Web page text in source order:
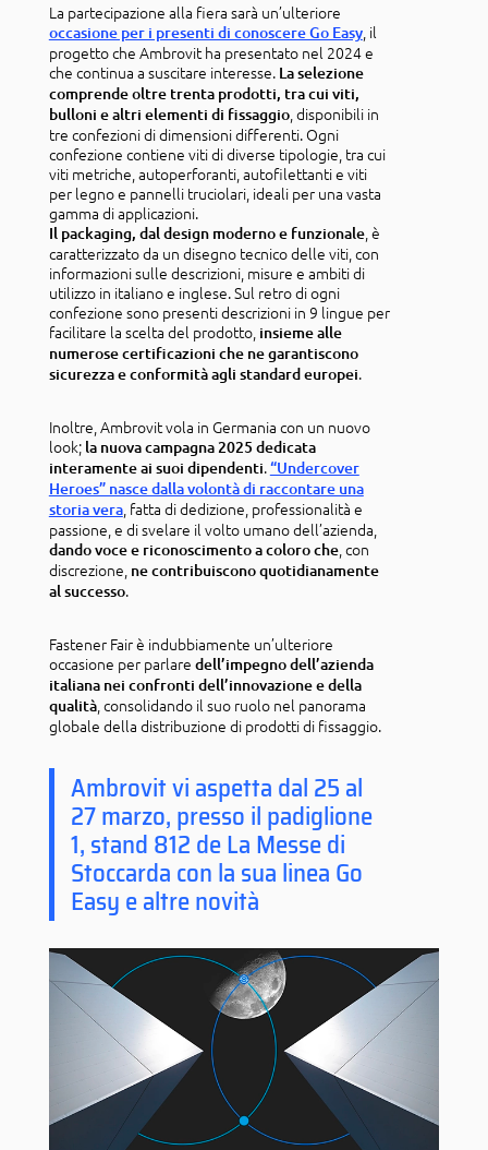
La partecipazione alla fiera sarà un’ulteriore
occasione per i presenti di conoscere Go Easy, il
progetto che Ambrovit ha presentato nel 2024 e
che continua a suscitare interesse. La selezione
comprende oltre trenta prodotti, tra cui viti,
bulloni e altri elementi di fissaggio, disponibili in
tre confezioni di dimensioni differenti. Ogni
confezione contiene viti di diverse tipologie, tra cui
viti metriche, autoperforanti, autofilettanti e viti
per legno e pannelli truciolari, ideali per una vasta
gamma di applicazioni.
Il packaging, dal design moderno e funzionale, è
caratterizzato da un disegno tecnico delle viti, con
informazioni sulle descrizioni, misure e ambiti di
utilizzo in italiano e inglese. Sul retro di ogni
confezione sono presenti descrizioni in 9 lingue per
facilitare la scelta del prodotto, insieme alle
numerose certificazioni che ne garantiscono
sicurezza e conformità agli standard europei.
Inoltre, Ambrovit vola in Germania con un nuovo
look; la nuova campagna 2025 dedicata
interamente ai suoi dipendenti.“Undercover
Heroes” nasce dalla volontà di raccontare una
storia vera, fatta di dedizione, professionalità e
passione, e di svelare il volto umano dell’azienda,
dando voce e riconoscimento a coloro che, con
discrezione, ne contribuiscono quotidianamente
al successo.
Fastener Fair è indubbiamente un’ulteriore
occasione per parlare dell’impegno dell’azienda
italiana nei confronti dell’innovazione e della
qualità, consolidando il suo ruolo nel panorama
globale della distribuzione di prodotti di fissaggio.
Ambrovit vi aspetta dal 25 al
27 marzo, presso il padiglione
1, stand 812 de La Messe di
Stoccarda con la sua linea Go
Easy e altre novità